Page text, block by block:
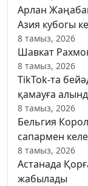
Арлан
Азия кубогы
8 тамыз, 2026
Шавкат
8 тамыз, 2026
TikTok-та
қамауға
8 тамыз, 2026
Бельгия
сапармен
8 тамыз, 2026
Астанада
жабылады